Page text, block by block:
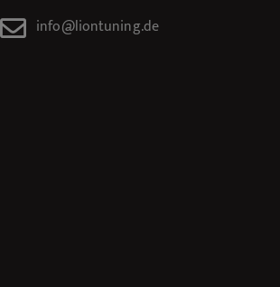
info@liontuning.de